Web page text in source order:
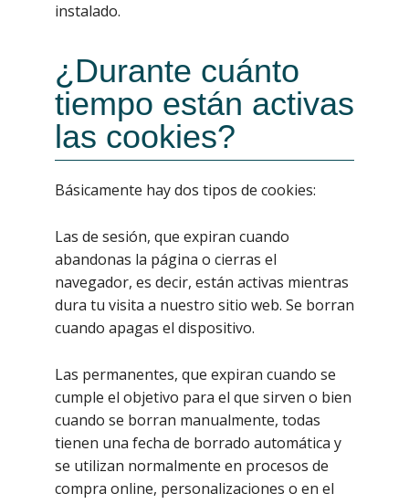
instalado.
¿Durante cuánto
tiempo están activas
las cookies?
Básicamente hay dos tipos de cookies:
Las de sesión, que expiran cuando
abandonas la página o cierras el
navegador, es decir, están activas mientras
dura tu visita a nuestro sitio web. Se borran
cuando apagas el dispositivo.
Las permanentes, que expiran cuando se
cumple el objetivo para el que sirven o bien
cuando se borran manualmente, todas
tienen una fecha de borrado automática y
se utilizan normalmente en procesos de
compra online, personalizaciones o en el